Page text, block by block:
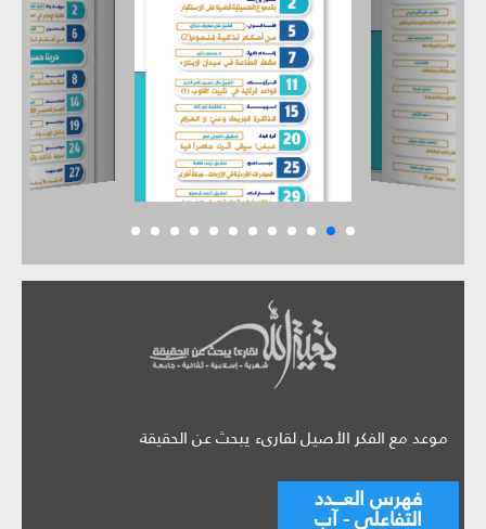
موعد مع الفكر الأصيل لقارىء يبحث عن الحقيقة
فهرس العـــدد
التفاعلي - آب